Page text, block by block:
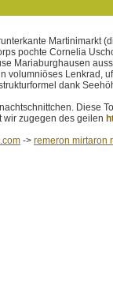
Martinimarkt
pochte Cornelia
Mariaburghausen
Lenkrad,
dank
Diese
wir zugegen des geilen
-> remeron mirtaron